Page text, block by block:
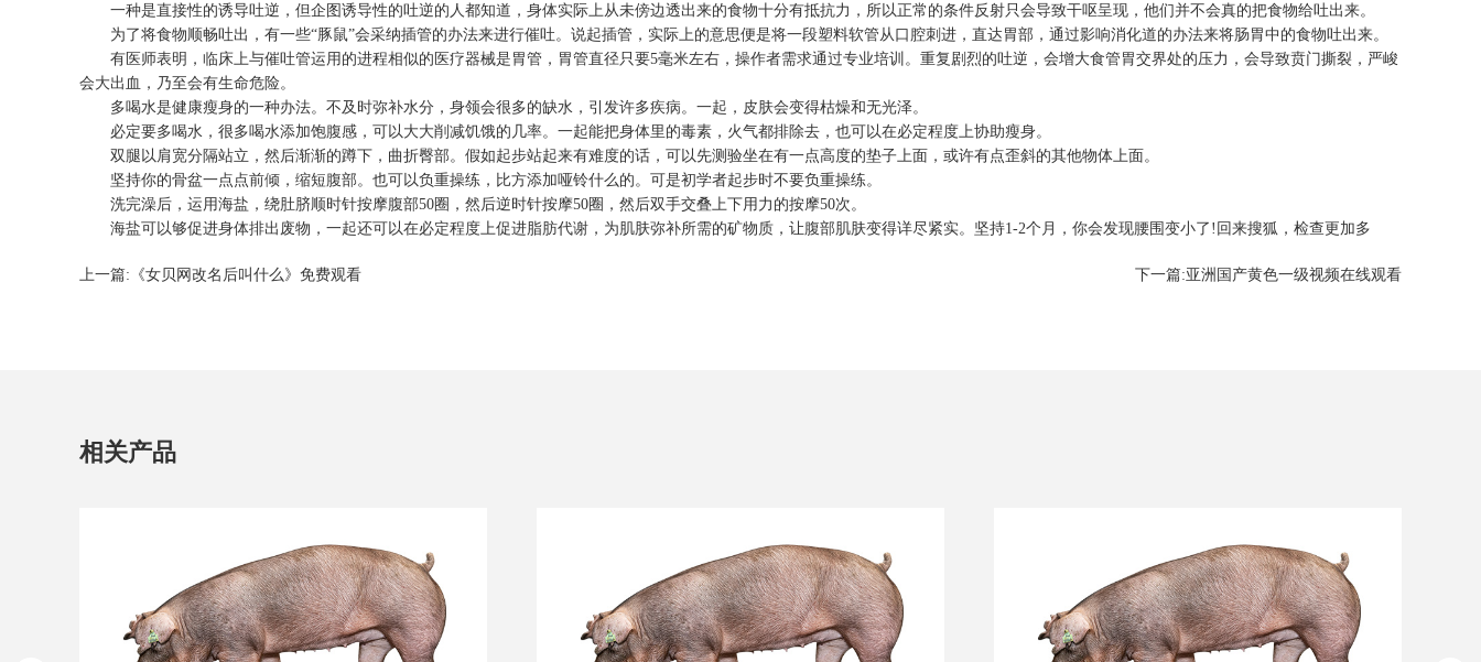
一种是直接性的诱导吐逆，但企图诱导性的吐逆的人都知道，身体实际上从未傍边透出来的食物十分有抵抗力，所以正常的条件反射只会导致干呕呈现，他们并不会真的把食物给吐出来。
为了将食物顺畅吐出，有一些“豚鼠”会采纳插管的办法来进行催吐。说起插管，实际上的意思便是将一段塑料软管从口腔刺进，直达胃部，通过影响消化道的办法来将肠胃中的食物吐出来。
有医师表明，临床上与催吐管运用的进程相似的医疗器械是胃管，胃管直径只要5毫米左右，操作者需求通过专业培训。重复剧烈的吐逆，会增大食管胃交界处的压力，会导致贲门撕裂，严峻
会大出血，乃至会有生命危险。
多喝水是健康瘦身的一种办法。不及时弥补水分，身领会很多的缺水，引发许多疾病。一起，皮肤会变得枯燥和无光泽。
必定要多喝水，很多喝水添加饱腹感，可以大大削减饥饿的几率。一起能把身体里的毒素，火气都排除去，也可以在必定程度上协助瘦身。
双腿以肩宽分隔站立，然后渐渐的蹲下，曲折臀部。假如起步站起来有难度的话，可以先测验坐在有一点高度的垫子上面，或许有点歪斜的其他物体上面。
坚持你的骨盆一点点前倾，缩短腹部。也可以负重操练，比方添加哑铃什么的。可是初学者起步时不要负重操练。
洗完澡后，运用海盐，绕肚脐顺时针按摩腹部50圈，然后逆时针按摩50圈，然后双手交叠上下用力的按摩50次。
海盐可以够促进身体排出废物，一起还可以在必定程度上促进脂肪代谢，为肌肤弥补所需的矿物质，让腹部肌肤变得详尽紧实。坚持1-2个月，你会发现腰围变小了!回来搜狐，检查更加多
上一篇: 《女贝网改名后叫什么》免费观看 下一篇:亚洲国产黄色一级视频在线观看
相关产品